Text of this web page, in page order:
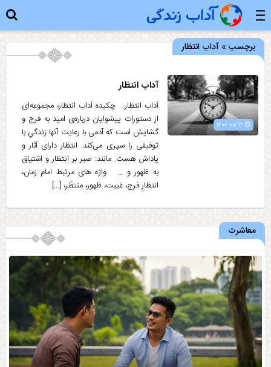
برچسب » آداب انتظار
آداب انتظار
آداب انتظار چکیده آداب انتظار، مجموعه‌ای
از دستورات پیشوایان درباره‌ی امید به فرج و
گشایش است که آدمی با رعایت آنها زندگیِ با
توفیقی را سپری می‌کند. انتظار دارای آثار و
پاداش هست. مانند: صبر بر انتظار و اشتیاق
به ظهور و … واژه های مرتبط امام زمان،
انتظارِ فرج، غیبت، ظهور، منتظَر، […]
معاشرت